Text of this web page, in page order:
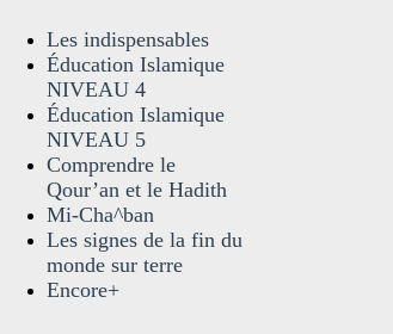
Les indispensables
Éducation Islamique
NIVEAU 4
Éducation Islamique
NIVEAU 5
Comprendre le
Qour’an et le Hadith
Mi-Cha^ban
Les signes de la fin du
monde sur terre
Encore+